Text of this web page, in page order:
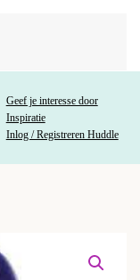
Geef je interesse door
Inspiratie
Inlog / Registreren Huddle